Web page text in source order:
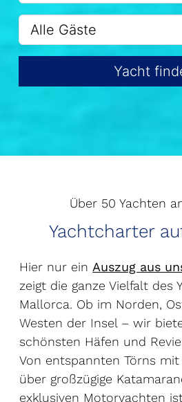
Yacht
Über 50 Yachten
Yachtcharter
Hier nur ein Auszug aus
zeigt die ganze Vielfalt des
Mallorca. Ob im Norden,
Westen der Insel – wir
schönsten Häfen und
Von entspannten Törns
über großzügige
exklusiven Motoryachten